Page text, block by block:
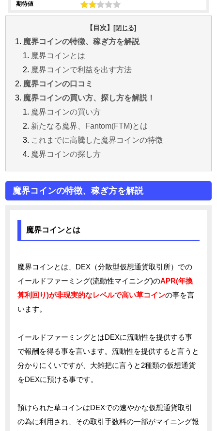
期待値
【目次】
魔界コインの特徴、稼ぎ方を解説
魔界コインとは
魔界コインで利益を出す方法
魔界コインの口コミ
魔界コインの買い方、探し方を解説！
魔界コインの買い方
新たなる魔界、Fantom(FTM)とは
これまでに高騰した魔界コインの特徴
魔界コインの探し方
魔界コインの特徴、稼ぎ方を解説
魔界コインとは
魔界コインとは、DEX（分散型仮想通貨取引所）での
イールドファーミング(流動性マイニング)のAPR(年換
算利回り)が非現実的なレベルで高い草コインの事を言
います。
イールドファーミングとはDEXに流動性を提供する事
で報酬を得る事を言います。流動性を提供すると言うと
分かりにくいですが、大雑把に言うと2種類の仮想通貨
をDEXに預ける事です。
預けられた草コインはDEXでの速やかな仮想通貨取引
の為に利用され、その取引手数料の一部がマイニング報